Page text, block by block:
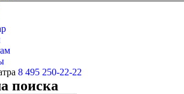
8 495 250-22-22
поиска